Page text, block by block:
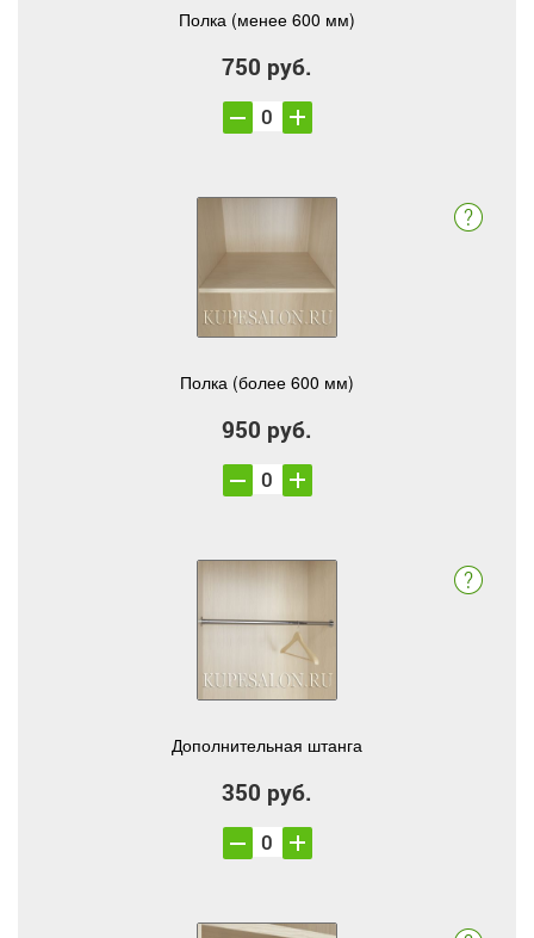
Полка (менее 600 мм)
750 руб.
Полка (более 600 мм)
950 руб.
Дополнительная штанга
350 руб.